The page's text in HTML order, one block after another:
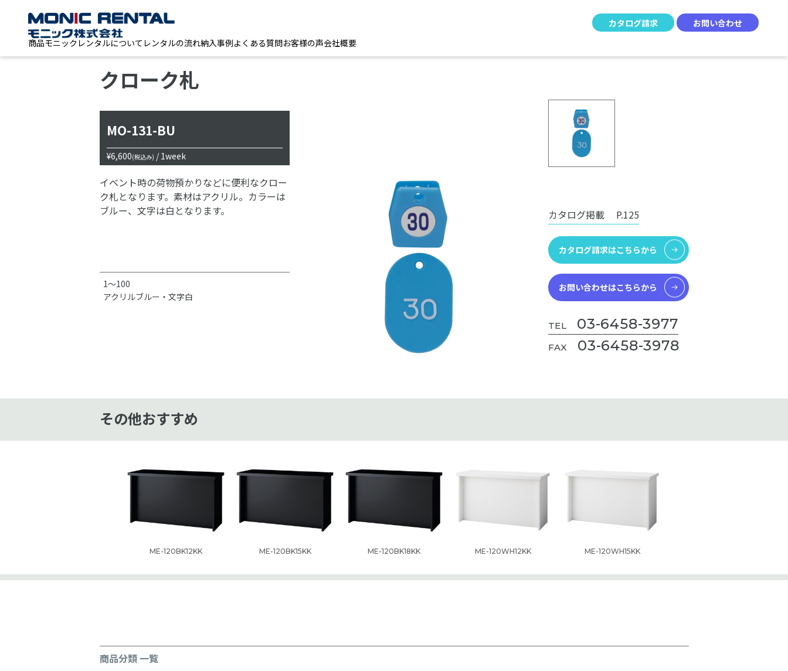
カタログ請求
お問い合わせ
商品モニックレンタルについて レンタルの流れ納入事例よくある質問お客様の声会社概要
クローク札
MO-131-BU
¥6,600(税込み) / 1week
イベント時の荷物預かりなどに便利なクロー
ク札となります。素材はアクリル。カラーは
ブルー、文字は白となります。
1～100
アクリルブルー・文字白
カタログ掲載 P.125
カタログ請求はこちらから
お問い合わせはこちらから
TEL 03-6458-3977
FAX 03-6458-3978
その他おすすめ
ME-120BK12KK ME-120BK15KK ME-120BK18KK ME-120WH12KK ME-120WH15KK
商品分類 一覧